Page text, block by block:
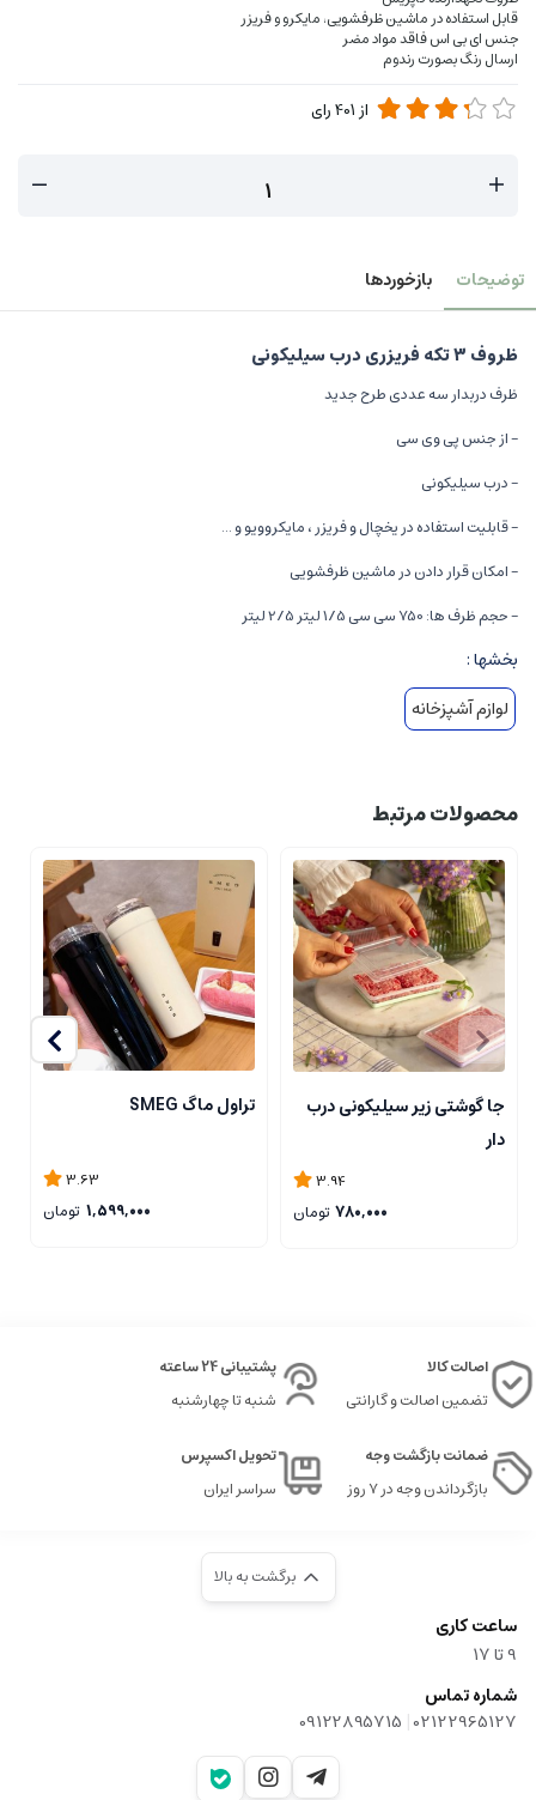
قابل استفاده در ماشین ظرفشویی، مایکرو و فریزر
جنس ای بی اس فاقد مواد مضر
ارسال رنگ بصورت رندوم
از 401رای
توضیحات بازخوردها
ظروف ۳ تکه فریزری درب سیلیکونی
ظرف دربدار سه عددی طرح جدید
- از جنس پی وی سی
- درب سیلیکونی
- قابلیت استفاده در یخچال و فریزر ، مایکروویو و ...
- امکان قرار دادن در ماشین ظرفشویی
- حجم ظرف ها: 750 سی سی 1/5 لیتر 2/5 لیتر
بخشها :
لوازم آشپزخانه
محصولات مرتبط
جا گوشتی زیر سیلیکونی درب
دار
3.94
780,000 تومان
تراول ماگ SMEG
3.63
1,599,000 تومان
اصالت کالا
تضمین اصالت و گارانتی
پشتیبانی 24 ساعته
شنبه تا چهارشنبه
ضمانت بازگشت وجه
بازگرداندن وجه در ۷ روز
تحویل اکسپرس
سراسر ایران
برگشت به بالا
ساعت کاری
9‌ تا ۱۷
شماره تماس
02122965127
|
09122895715